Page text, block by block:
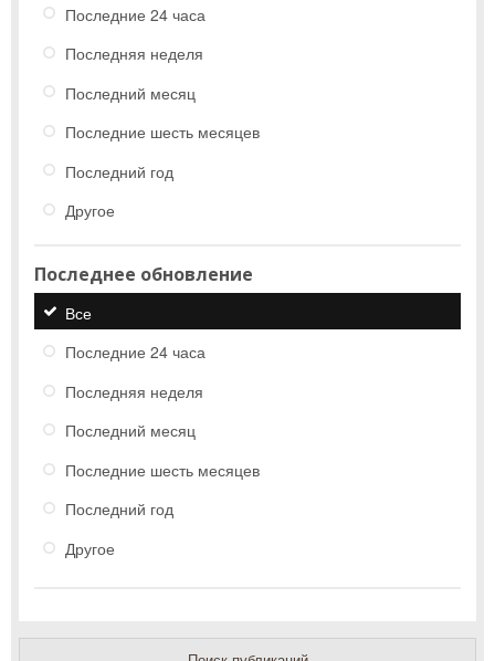
Последние 24 часа
Последняя неделя
Последний месяц
Последние шесть месяцев
Последний год
Другое
Последнее обновление
Все
Последние 24 часа
Последняя неделя
Последний месяц
Последние шесть месяцев
Последний год
Другое